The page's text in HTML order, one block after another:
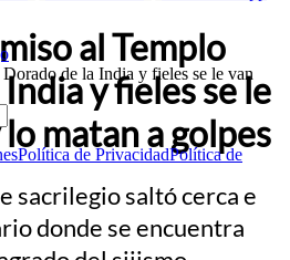
de la India y fieles se le van
Política de PrivacidadPolítica de
al Templo
y fieles se le
matan a golpes
sacrilegio saltó cerca e
donde se encuentra